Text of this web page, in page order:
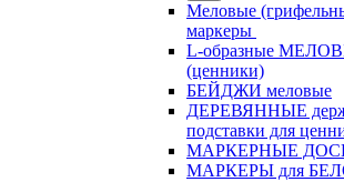
Меловые
маркеры
L-образные
(ценники)
БЕЙДЖИ меловые
ДЕРЕВЯННЫЕ
подставки для
МАРКЕРНЫЕ
МАРКЕРЫ для